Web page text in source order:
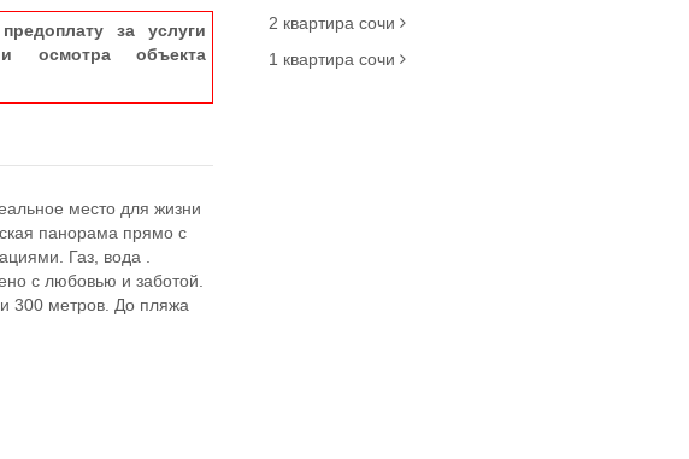
за услуги
осмотра объекта
место для жизни
панорама прямо с
Газ, вода .
с любовью и заботой.
300 метров. До пляжа
2 квартира сочи
1 квартира сочи